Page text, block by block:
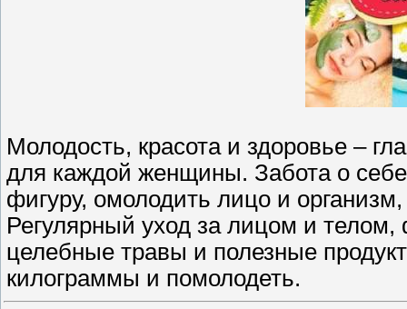
Молодость, красота и здоровье –
для каждой женщины. Забота о
фигуру, омолодить лицо и
Регулярный уход за лицом и телом,
целебные травы и полезные
килограммы и помолодеть.